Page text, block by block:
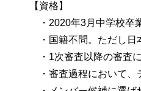
【資格】
・2020年3月中学校卒業
・国籍不問。ただし日
・1次審査以降の審査に
・審査過程において、テ